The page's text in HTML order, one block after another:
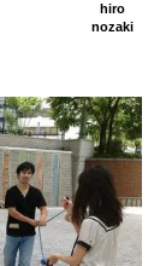
hiro
nozaki